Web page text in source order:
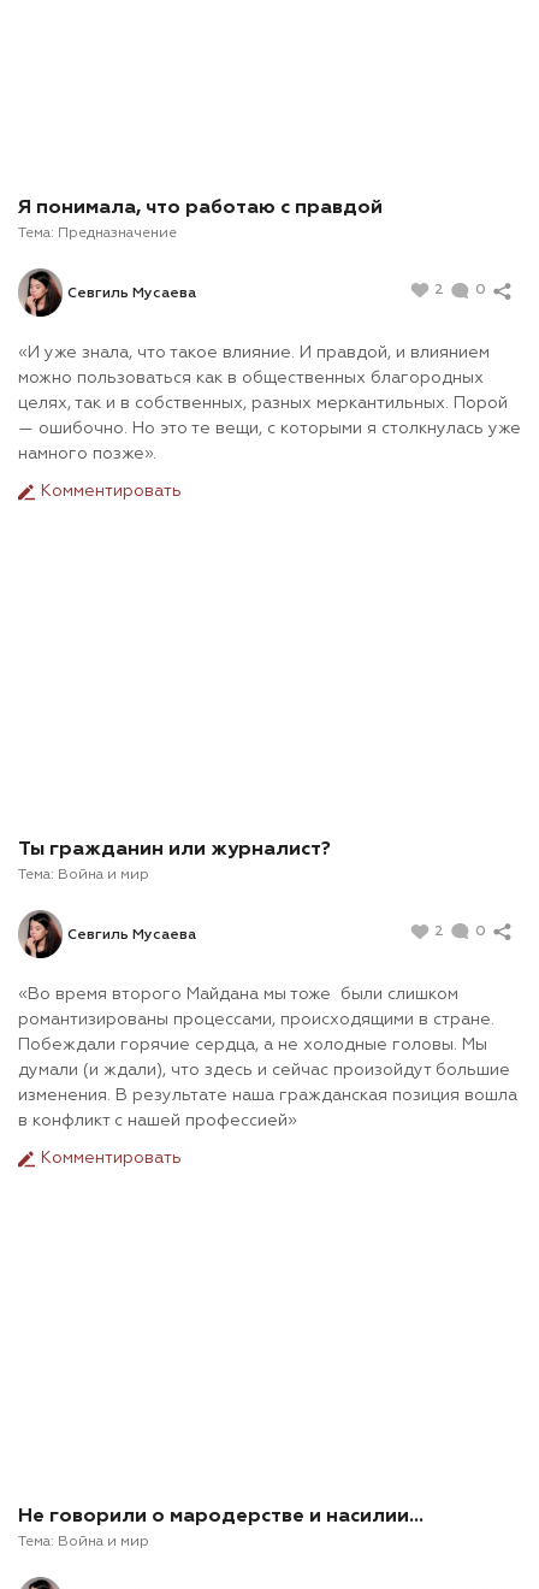
Я понимала, что работаю с правдой
Тема: Предназначение
Севгиль Мусаева 2 0
«И уже знала, что такое влияние. И правдой, и влиянием
можно пользоваться как в общественных благородных
целях, так и в собственных, разных меркантильных. Порой
— ошибочно. Но это те вещи, с которыми я столкнулась уже
намного позже».
Комментировать
Ты гражданин или журналист?
Тема: Война и мир
Севгиль Мусаева 2 0
«Во время второго Майдана мы тоже были слишком
романтизированы процессами, происходящими в стране.
Побеждали горячие сердца, а не холодные головы. Мы
думали (и ждали), что здесь и сейчас произойдут большие
изменения. В результате наша гражданская позиция вошла
в конфликт с нашей профессией»
Комментировать
Не говорили о мародерстве и насилии…
Тема: Война и мир